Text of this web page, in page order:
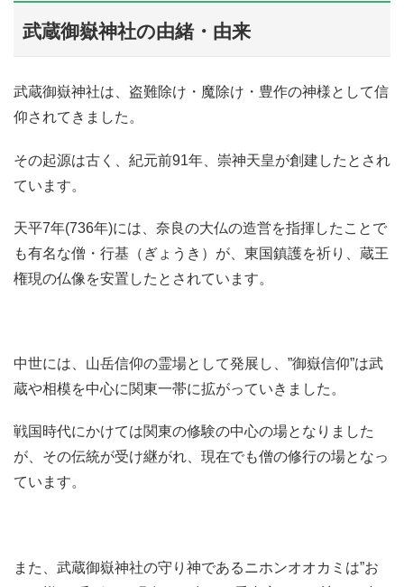
武蔵御嶽神社の由緒・由来
武蔵御嶽神社は、盗難除け・魔除け・豊作の神様として信
仰されてきました。
その起源は古く、紀元前91年、崇神天皇が創建したとされ
ています。
天平7年(736年)には、奈良の大仏の造営を指揮したことで
も有名な僧・行基（ぎょうき）が、東国鎮護を祈り、蔵王
権現の仏像を安置したとされています。
中世には、山岳信仰の霊場として発展し、”御嶽信仰”は武
蔵や相模を中心に関東一帯に拡がっていきました。
戦国時代にかけては関東の修験の中心の場となりました
が、その伝統が受け継がれ、現在でも僧の修行の場となっ
ています。
また、武蔵御嶽神社の守り神であるニホンオオカミは”お